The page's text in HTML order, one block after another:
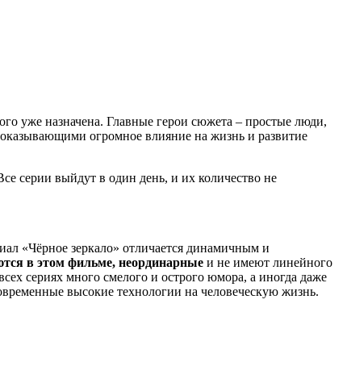
уже назначена. Главные герои сюжета – простые люди,
огромное влияние на жизнь и развитие
серии выйдут в один день, и их количество не
«Чёрное зеркало» отличается динамичным и
в этом фильме, неординарные и не имеют линейного
сериях много смелого и острого юмора, а иногда даже
высокие технологии на человеческую жизнь.